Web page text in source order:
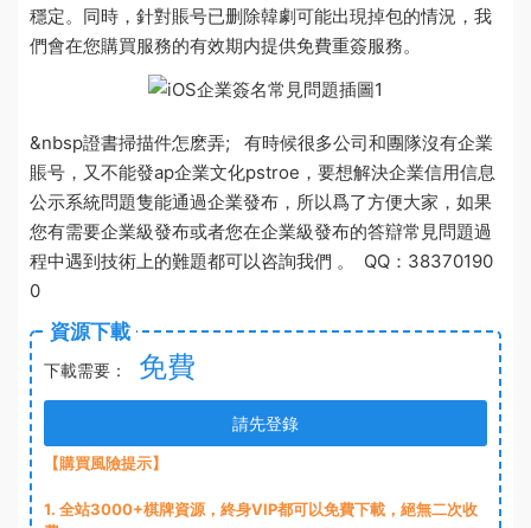
穩定。同時，針對賬号已删除韓劇可能出現掉包的情況，我
們會在您購買服務的有效期内提供免費重簽服務。
&nbsp證書掃描件怎麽弄; 有時候很多公司和團隊沒有企業
賬号，又不能發ap企業文化pstroe，要想解決企業信用信息
公示系統問題隻能通過企業發布，所以爲了方便大家，如果
您有需要企業級發布或者您在企業級發布的答辯常見問題過
程中遇到技術上的難題都可以咨詢我們 。 QQ：38370190
0
資源下載
下載需要： 免費
請先登錄
【購買風險提示】
1. 全站3000+棋牌資源，終身VIP都可以免費下載，絕無二次收